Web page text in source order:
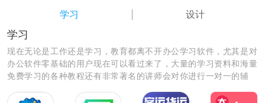
《学喵插画教程》功能指南：
功能和技巧，并能够快速解决使用过程中遇到的问题。
*支持多种语言选择，使用户能够以自己擅长的语言进行
学习和交流。
学习 设计
学习
现在无论是工作还是学习，教育都离不开办公学习软件，尤其是对
办公软件零基础的用户现在可以看过来了，大量的学习资料和海量
免费学习的各种教程还有非常著名的讲师会对你进行一对一的辅